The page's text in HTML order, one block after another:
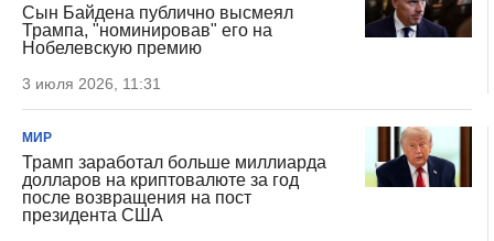
Сын Байдена публично высмеял
Трампа, "номинировав" его на
Нобелевскую премию
3 июля 2026, 11:31
МИР
Трамп заработал больше миллиарда
долларов на криптовалюте за год
после возвращения на пост
президента США